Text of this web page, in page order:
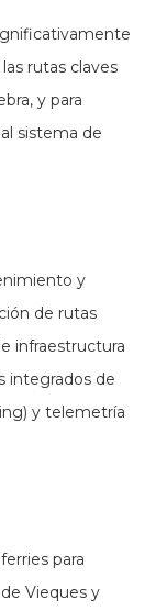
rutas claves
y para
sistema de
y
de rutas
infraestructura
integrados de
y telemetría
para
Vieques y